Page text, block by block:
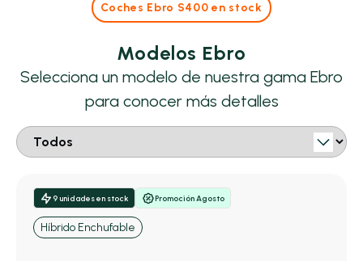
Coches Ebro S400 en stock
Modelos Ebro
Selecciona un modelo de nuestra gama Ebro
para conocer más detalles
9 unidades en stock Promoción Agosto
Híbrido Enchufable